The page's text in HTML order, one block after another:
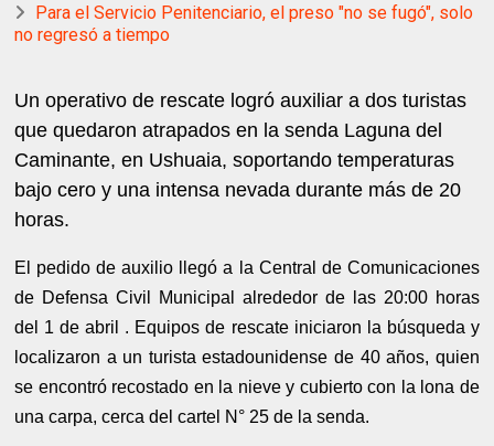
Para el Servicio Penitenciario, el preso "no se fugó", solo
no regresó a tiempo
Un operativo de rescate logró auxiliar a dos turistas
que quedaron atrapados en la senda Laguna del
Caminante, en Ushuaia, soportando temperaturas
bajo cero y una intensa nevada durante más de 20
horas.
El pedido de auxilio llegó a la Central de Comunicaciones
de Defensa Civil Municipal alrededor de las 20:00 horas
del 1 de abril . Equipos de rescate iniciaron la búsqueda y
localizaron a un turista estadounidense de 40 años, quien
se encontró recostado en la nieve y cubierto con la lona de
una carpa, cerca del cartel N° 25 de la senda.